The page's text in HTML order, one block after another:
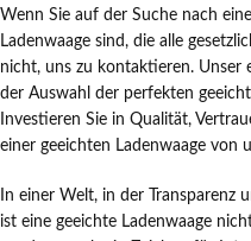
Wenn Sie auf der Suche nach
Ladenwaage sind, die alle
nicht, uns zu kontaktieren. Unser
der Auswahl der perfekten
Investieren Sie in Qualität,
einer geeichten Ladenwaage von
In einer Welt, in der Transparenz
ist eine geeichte Ladenwaage